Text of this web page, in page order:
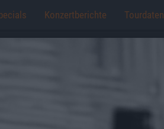
Konzertberichte Tourdaten